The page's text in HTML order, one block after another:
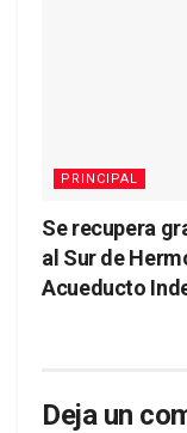
PRINCIPAL
Se recupera
al Sur de
Acueducto
Deja un